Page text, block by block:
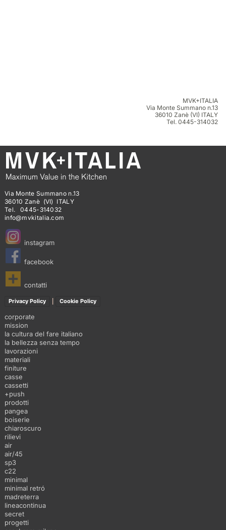
MVK+ITALIA
Via Monte Summano n.13
36010 Zanè (VI) ITALY
Tel. 0445-314032
Via Monte Summano n.13
36010 Zanè (VI) ITALY
Tel. 0445-314032
info@mvkitalia.com
instagram
facebook
contatti
Privacy Policy Cookie Policy
corporate
mission
la cultura del fare italiano
la bellezza senza tempo
lavorazioni
materiali
finiture
casse
cassetti
+push
prodotti
pangea
boiserie
chiaroscuro
rilievi
air
air/45
sp3
c22
minimal
minimal retró
madreterra
lineacontinua
secret
progetti